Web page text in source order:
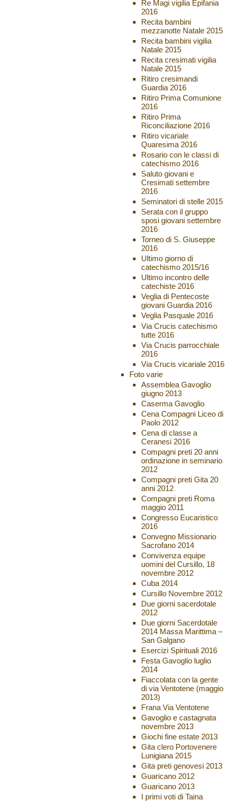
Re Magi vigilia Epifania
2016
Recita bambini
mezzanotte Natale 2015
Recita bambini vigilia
Natale 2015
Recita cresimati vigilia
Natale 2015
Ritiro cresimandi
Guardia 2016
Ritiro Prima Comunione
2016
Ritiro Prima
Riconciliazione 2016
Ritiro vicariale
Quaresima 2016
Rosario con le classi di
catechismo 2016
Saluto giovani e
Cresimati settembre
2016
Seminatori di stelle 2015
Serata con il gruppo
sposi giovani settembre
2016
Torneo di S. Giuseppe
2016
Ultimo giorno di
catechismo 2015/16
Ultimo incontro delle
catechiste 2016
Veglia di Pentecoste
giovani Guardia 2016
Veglia Pasquale 2016
Via Crucis catechismo
tutte 2016
Via Crucis parrocchiale
2016
Via Crucis vicariale 2016
Foto varie
Assemblea Gavoglio
giugno 2013
Caserma Gavoglio
Cena Compagni Liceo di
Paolo 2012
Cena di classe a
Ceranesi 2016
Compagni preti 20 anni
ordinazione in seminario
2012
Compagni preti Gita 20
anni 2012
Compagni preti Roma
maggio 2011
Congresso Eucaristico
2016
Convegno Missionario
Sacrofano 2014
Convivenza equipe
uomini del Cursillo, 18
novembre 2012
Cuba 2014
Cursillo Novembre 2012
Due giorni sacerdotale
2012
Due giorni Sacerdotale
2014 Massa Marittima –
San Galgano
Esercizi Spirituali 2016
Festa Gavoglio luglio
2014
Fiaccolata con la gente
di via Ventotene (maggio
2013)
Frana Via Ventotene
Gavoglio e castagnata
novembre 2013
Giochi fine estate 2013
Gita clero Portovenere
Lunigiana 2015
Gita preti genovesi 2013
Guaricano 2012
Guaricano 2013
I primi voti di Taina